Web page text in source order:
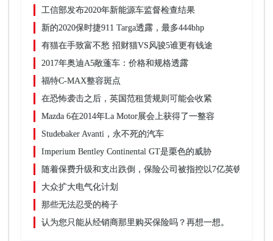
工信部发布2020年新能源车监督检查结果
新的2020保时捷911 Targa透露，最多444bhp
有猫在手致富不愁 招财猫VS风骏5谁更有钱途
2017年奥迪A5敞蓬车：价格和规格透露
福特C-MAX整容斑点
在恐怖袭击之后，英国范租赁规则可能会收紧
Mazda 6在2014年La Motor展会上获得了一整容
Studebaker Avanti，永不死的汽车
Imperium Bentley Continental GT是栗色的威胁
随着保费升级和支出跌倒，保险公司被指控以7亿英镑的价格
大众扩大电气化计划
那些无法忍受的椅子
认为您只能从经销商那里购买保险吗？再想一想。